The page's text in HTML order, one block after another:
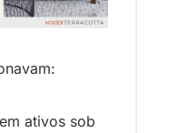
em ativos sob